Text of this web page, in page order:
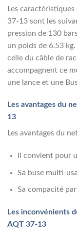
Les
37-13 sont les
pression de 130
un poids de 6.53
celle du câble de
accompagnent ce
une lance et une
Les avantages du
13
Les avantages du
Il convient pour
Sa buse multi-
Sa compacité
Les inconvénients
AQT 37-13